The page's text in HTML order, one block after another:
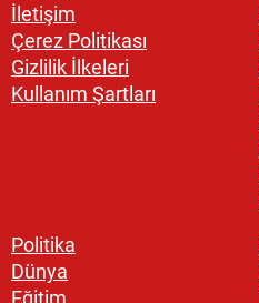
İletişim
Çerez Politikası
Gizlilik İlkeleri
Kullanım Şartları
Politika
Dünya
Eğitim